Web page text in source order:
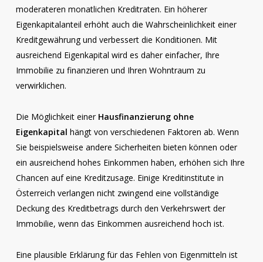
moderateren monatlichen Kreditraten. Ein höherer
Eigenkapitalanteil erhöht auch die Wahrscheinlichkeit einer
Kreditgewährung und verbessert die Konditionen. Mit
ausreichend Eigenkapital wird es daher einfacher, Ihre
Immobilie zu finanzieren und Ihren Wohntraum zu
verwirklichen.
Die Möglichkeit einer Hausfinanzierung ohne
Eigenkapital hängt von verschiedenen Faktoren ab. Wenn
Sie beispielsweise andere Sicherheiten bieten können oder
ein ausreichend hohes Einkommen haben, erhöhen sich Ihre
Chancen auf eine Kreditzusage. Einige Kreditinstitute in
Österreich verlangen nicht zwingend eine vollständige
Deckung des Kreditbetrags durch den Verkehrswert der
Immobilie, wenn das Einkommen ausreichend hoch ist.
Eine plausible Erklärung für das Fehlen von Eigenmitteln ist